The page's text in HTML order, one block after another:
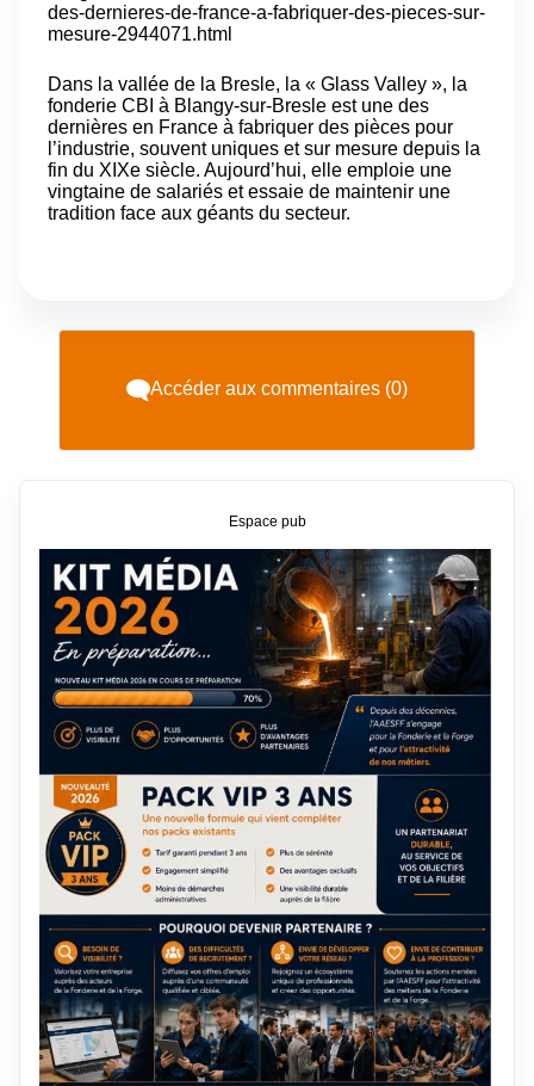
des-dernieres-de-france-a-fabriquer-des-pieces-sur-
mesure-2944071.html
Dans la vallée de la Bresle, la « Glass Valley », la
fonderie CBI à Blangy-sur-Bresle est une des
dernières en France à fabriquer des pièces pour
l’industrie, souvent uniques et sur mesure depuis la
fin du XIXe siècle. Aujourd’hui, elle emploie une
vingtaine de salariés et essaie de maintenir une
tradition face aux géants du secteur.
Accéder aux commentaires (0)
Espace pub